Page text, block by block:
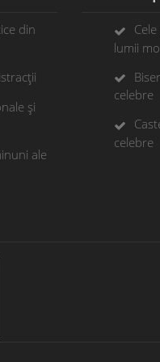
din
și
ale
lumii
celebre
celebre